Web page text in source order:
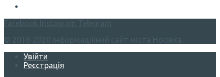
Увійти
Реєстрація